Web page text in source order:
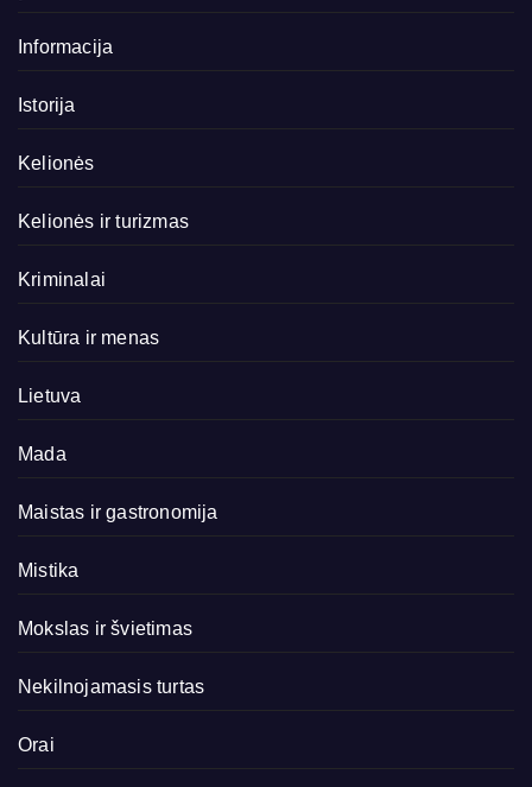
Informacija
Istorija
Kelionės
Kelionės ir turizmas
Kriminalai
Kultūra ir menas
Lietuva
Mada
Maistas ir gastronomija
Mistika
Mokslas ir švietimas
Nekilnojamasis turtas
Orai